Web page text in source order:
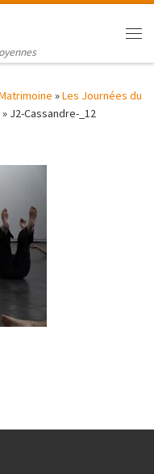
»Les Journées du
» J2-Cassandre-_12